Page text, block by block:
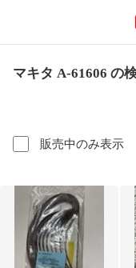
マキタ A-61606 の
販売中のみ表示